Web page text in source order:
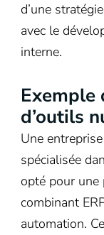
d’une
avec le
interne.
Exemple
d’outils
Une
spécialisée
opté pour une
combinant
automation.